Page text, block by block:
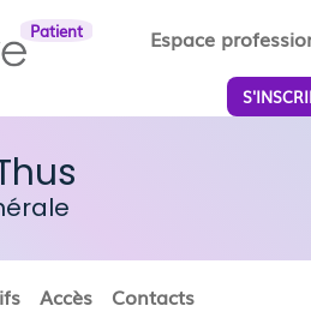
Patient Espace
Accès Contacts